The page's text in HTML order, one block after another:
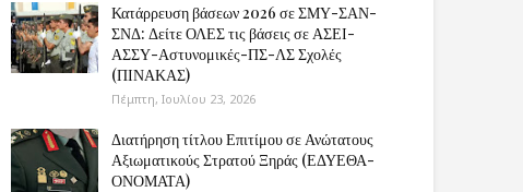
Κατάρρευση βάσεων 2026 σε ΣΜΥ-ΣΑΝ-
ΣΝΔ: Δείτε ΟΛΕΣ τις βάσεις σε ΑΣΕΙ-
ΑΣΣΥ-Αστυνομικές-ΠΣ-ΛΣ Σχολές
(ΠΙΝΑΚΑΣ)
Πέμπτη, Ιουλίου 23, 2026
Διατήρηση τίτλου Επιτίμου σε Ανώτατους
Αξιωματικούς Στρατού Ξηράς (ΕΔΥΕΘΑ-
ΟΝΟΜΑΤΑ)